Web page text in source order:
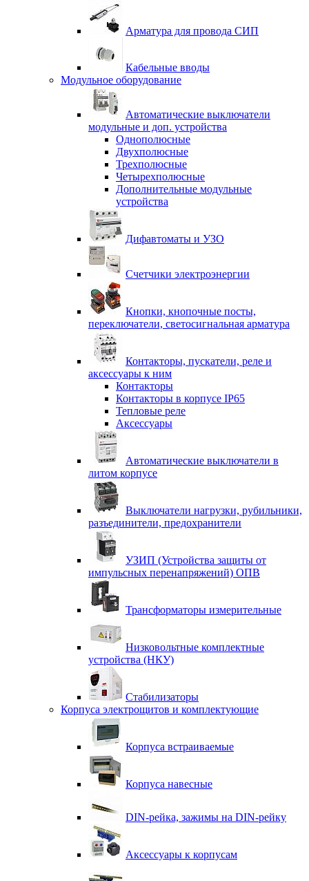
Арматура для провода СИП
Кабельные вводы
Модульное оборудование
Автоматические выключатели
модульные и доп. устройства
Однополюсные
Двухполюсные
Трехполюсные
Четырехполюсные
Дополнительные модульные
устройства
Дифавтоматы и УЗО
Счетчики электроэнергии
Кнопки, кнопочные посты,
переключатели, светосигнальная арматура
Контакторы, пускатели, реле и
аксессуары к ним
Контакторы
Контакторы в корпусе IP65
Тепловые реле
Аксессуары
Автоматические выключатели в
литом корпусе
Выключатели нагрузки, рубильники,
разъединители, предохранители
УЗИП (Устройства защиты от
импульсных перенапряжений) ОПВ
Трансформаторы измерительные
Низковольтные комплектные
устройства (НКУ)
Стабилизаторы
Корпуса электрощитов и комплектующие
Корпуса встраиваемые
Корпуса навесные
DIN-рейка, зажимы на DIN-рейку
Аксессуары к корпусам